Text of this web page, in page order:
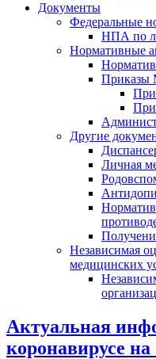
Документы
Федеральные
НПА по
Нормативные
Приказы
Другие
Личная
Независимая
медицинских
Актуальная
коронавирусе на